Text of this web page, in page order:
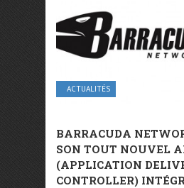
ACTUALITÉS
BARRACUDA
SON TOUT NOUVEL
(APPLICATION
CONTROLLER)